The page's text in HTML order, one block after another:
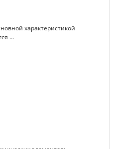
характеристикой
…